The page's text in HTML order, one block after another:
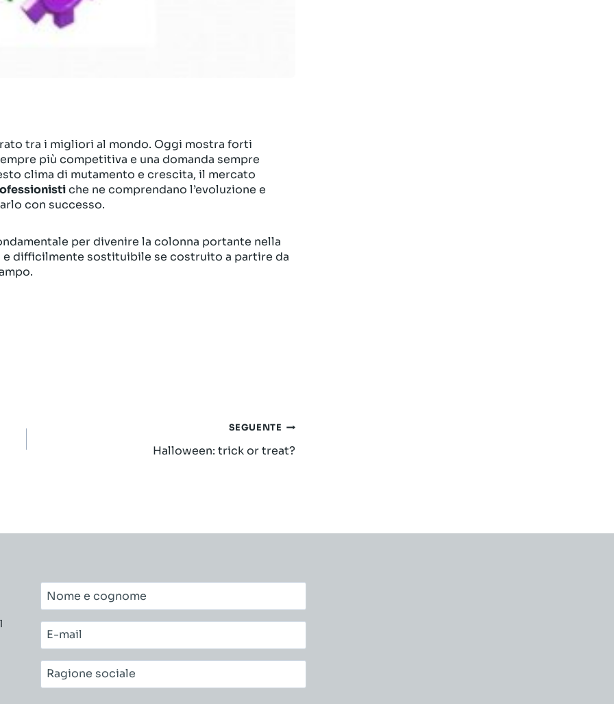
tra i migliori al mondo. Oggi mostra forti
più competitiva e una domanda sempre
clima di mutamento e crescita, il mercato
che ne comprendano l’evoluzione e
con successo.
per divenire la colonna portante nella
difficilmente sostituibile se costruito a partire da
SEGUENTE
Halloween: trick or treat?
Nome
e
cognome*
E-
mail*
Ragione
sociale*